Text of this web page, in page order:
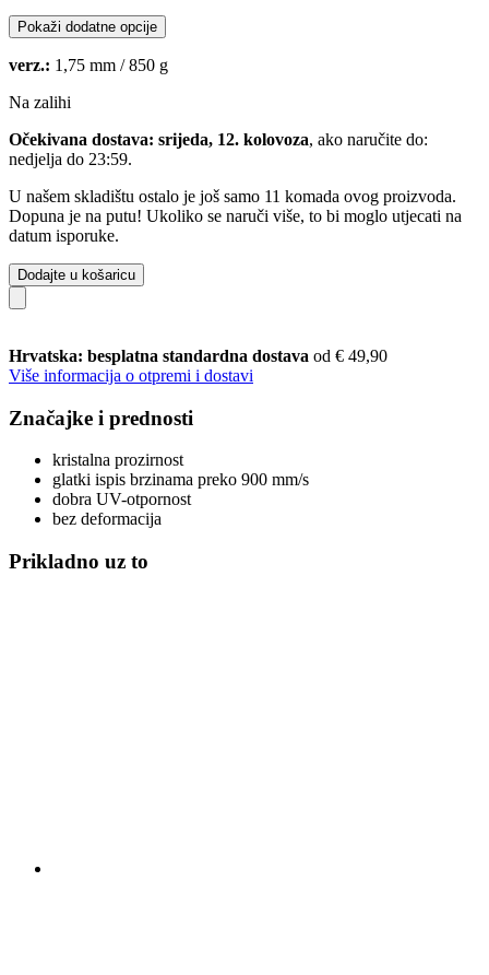
Pokaži dodatne opcije
verz.: 1,75 mm / 850 g
Na zalihi
Očekivana dostava: srijeda, 12. kolovoza, ako naručite do:
nedjelja do 23:59.
U našem skladištu ostalo je još samo 11 komada ovog proizvoda.
Dopuna je na putu! Ukoliko se naruči više, to bi moglo utjecati na
datum isporuke.
Dodajte u košaricu
Hrvatska: besplatna standardna dostava od € 49,90
Više informacija o otpremi i dostavi
Značajke i prednosti
kristalna prozirnost
glatki ispis brzinama preko 900 mm/s
dobra UV-otpornost
bez deformacija
Prikladno uz to